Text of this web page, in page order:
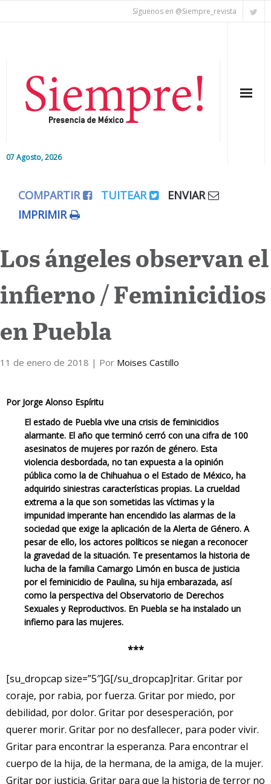
Síguenos en @Siempre_revista
07 Agosto, 2026
Editorial
Colaboradores
Internacional
Cultura
COMPARTIR TUITEAR
ENVIAR
IMPRIMIR
Los ángeles observan el
infierno / Feminicidios
en Puebla
11 de enero de 2018 | Por Moises Castillo
Por Jorge Alonso Espíritu
El estado de Puebla vive una crisis de feminicidios
alarmante. El año que terminó cerró con una cifra de 100
asesinatos de mujeres por razón de género. Esta
violencia desbordada, no tan expuesta a la opinión
pública como la de Chihuahua o el Estado de México, ha
adquirido siniestras características propias. La crueldad
extrema a la que son sometidas las víctimas y la
impunidad imperante han encendido las alarmas de la
sociedad que exige la aplicación de la Alerta de Género. A
pesar de ello, los actores políticos se niegan a reconocer
la gravedad de la situación. Te presentamos la historia de
lucha de la familia Camargo Limón en busca de justicia
por el feminicidio de Paulina, su hija embarazada, así
como la perspectiva del Observatorio de Derechos
Sexuales y Reproductivos. En Puebla se ha instalado un
infierno para las mujeres.
***
[su_dropcap size=”5″]G[/su_dropcap]ritar. Gritar por
coraje, por rabia, por fuerza. Gritar por miedo, por
debilidad, por dolor. Gritar por desesperación, por
querer morir. Gritar por no desfallecer, para poder vivir.
Gritar para encontrar la esperanza. Para encontrar el
cuerpo de la hija, de la hermana, de la amiga, de la mujer.
Gritar por justicia. Gritar para que la historia de terror no